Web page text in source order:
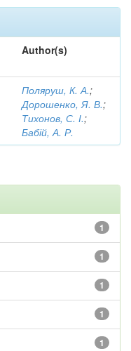
Author(s)
Поляруш, К. А.;
Дорошенко, Я. В.;
Тихонов, С. І.;
Бабій, А. Р.
1
1
1
1
1